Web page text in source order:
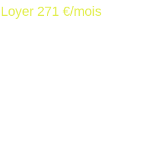
vous accompagne dans tous vos
locative, transaction, vente,
Loyer 271 €/mois